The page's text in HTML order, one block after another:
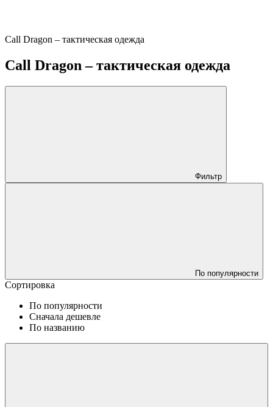
Call Dragon – тактическая одежда
Call Dragon – тактическая одежда
Фильтр
По популярности
Сортировка
По популярности
Сначала дешевле
По названию